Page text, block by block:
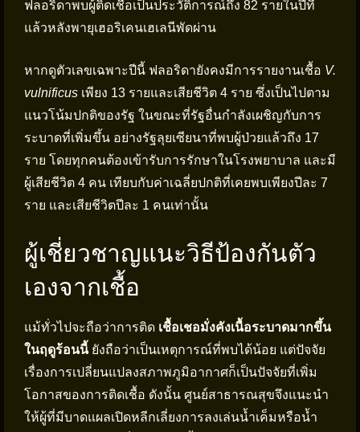
ฟลอริดาพบผู้ติดเชื้อเป็นประวัติการณ์ถึง 82 รายในปีที่
แล้วหลังพายุเฮอริเคนเฮเลนีพัดผ่าน
หากดูตัวเลขเฉพาะปีนี้ ฟลอริดายังคงมีการรายงานเชื้อ V.
vulnificus เพียง 13 รายและเสียชีวิต 4 ราย ซึ่งเป็นไปตาม
แนวโน้มปกติของรัฐ ในขณะที่รัฐอื่นกำลังเผชิญกับการ
ระบาดที่เพิ่มขึ้น อย่างรัฐลุยเซียนาที่พบผู้ป่วยแล้วถึง 17
ราย โดยทุกคนต้องเข้ารับการรักษาในโรงพยาบาล และมี
ผู้เสียชีวิต 4 คน เทียบกับค่าเฉลี่ยปกติที่เคยพบเพียงปีละ 7
ราย และเสียชีวิตปีละ 1 คนเท่านั้น
ผู้เชี่ยวชาญแนะวิธีป้องกันตัว
เองจากเชื้อ
แม้ทั่วไปจะถือว่าการติด เชื้อเชอมั่งคังเนื้อระบาดมากขึ้น
ในฤดูร้อนนี้ยังถือว่าเป็นเหตุการณ์ที่พบได้น้อย แต่ปัจจัย
เรื่องการเปลี่ยนแปลงสภาพภูมิอากาศก็เป็นปัจจัยที่เพิ่ม
โอกาสของการติดเชื้อ ดังนั้น ศูนย์สาธารณสุขจึงแนะนำ
ให้ผู้ที่มีบาดแผลเปิดหลีกเลี่ยงการลงเล่นน้ำเค็มหรือน้ำ